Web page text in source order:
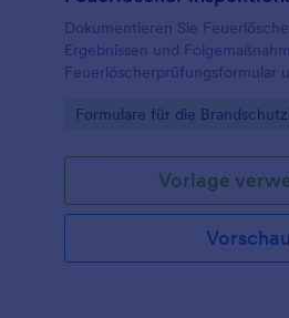
Dokumentieren Sie
Ergebnissen und
Feuerlöscherprüfungsformular
Management und
Go to Category:
Formulare für die
Vorlage
Vorschau